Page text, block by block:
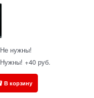
Не нужны!
Нужны! +40 руб.
В корзину